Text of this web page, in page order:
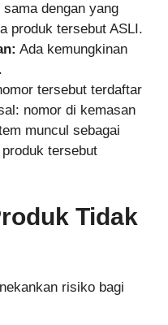
dengan yang
produk tersebut ASLI.
Ada kemungkinan
tersebut terdaftar
nomor di kemasan
muncul sebagai
tersebut
Tidak
risiko bagi